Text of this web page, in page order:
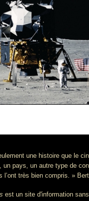
une histoire que le
un pays, un autre type de
l’ont très bien compris. »
est un site d'information